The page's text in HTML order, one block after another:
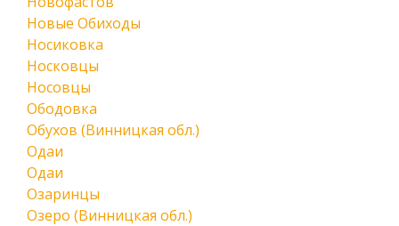
Новые Обиходы
Носиковка
Носковцы
Носовцы
Ободовка
Обухов (Винницкая обл.)
Одаи
Одаи
Озаринцы
Озеро (Винницкая обл.)